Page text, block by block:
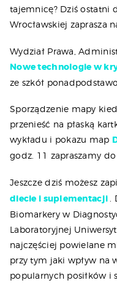
tajemnicę? Dziś ostatni
Wrocławskiej zaprasza
Wydział Prawa,
Nowe technologie w
ze szkół
Sporządzenie mapy
przenieść na płaską
wykładu i pokazu map
godz. 11 zapraszamy
Jeszcze dziś możesz
diecie i suplementacji
Biomarkery w
Laboratoryjnej
najczęściej powielane
przy tym jaki wpływ na
popularnych posiłków i